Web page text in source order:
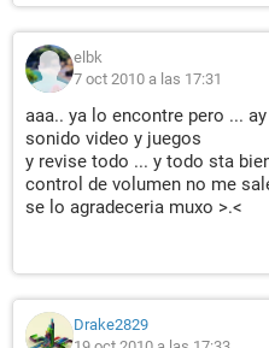
elbk
7 oct 2010 a las 17:31
aaa.. ya lo encontre pero ...
sonido video y juegos
y revise todo ... y todo sta
control de volumen no me
se lo agradeceria muxo >.<
Drake2829